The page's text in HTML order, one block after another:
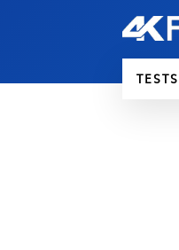
TESTS